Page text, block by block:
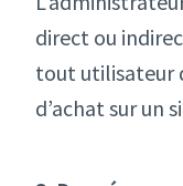
direct ou
tout utilisateur
d’achat sur un